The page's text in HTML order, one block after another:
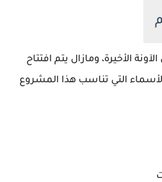
الأخيرة، ومازال يتم افتتاح
التي تناسب هذا المشروع